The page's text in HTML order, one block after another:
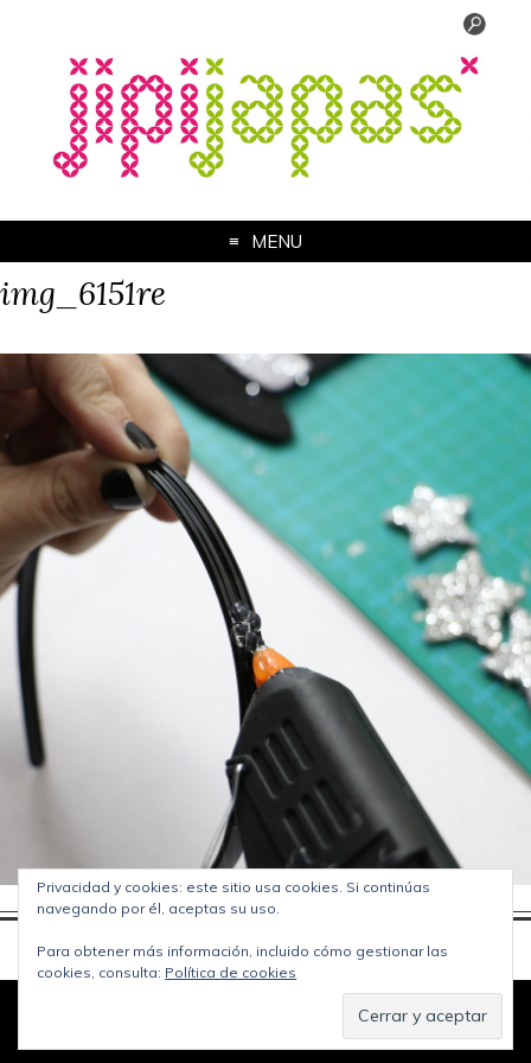
MENU
img_6151re
2026. Funciona conWordPress.
Diseñado por Bluchic
Privacidad y cookies: este sitio usa cookies. Si continúas
navegando por él, aceptas su uso.
Para obtener más información, incluido cómo gestionar las
cookies, consulta: Política de cookies